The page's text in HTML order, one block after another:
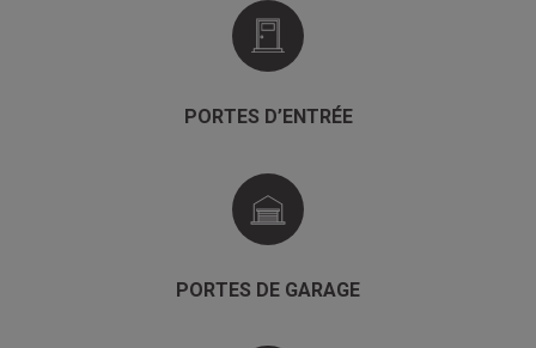
PORTES D’ENTRÉE
PORTES DE GARAGE